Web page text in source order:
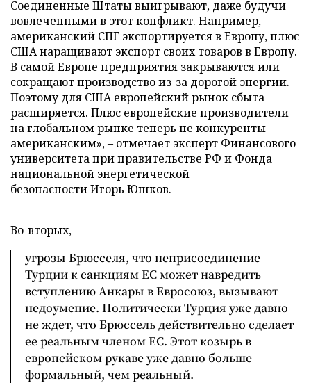
Соединенные Штаты выигрывают, даже будучи
вовлеченными в этот конфликт. Например,
американский СПГ экспортируется в Европу, плюс
США наращивают экспорт своих товаров в Европу.
В самой Европе предприятия закрываются или
сокращают производство из-за дорогой энергии.
Поэтому для США европейский рынок сбыта
расширяется. Плюс европейские производители
на глобальном рынке теперь не конкуренты
американским», – отмечает эксперт Финансового
университета при правительстве РФ и Фонда
национальной энергетической
безопасности Игорь Юшков.
Во-вторых,
угрозы Брюсселя, что неприсоединение
Турции к санкциям ЕС может навредить
вступлению Анкары в Евросоюз, вызывают
недоумение. Политически Турция уже давно
не ждет, что Брюссель действительно сделает
ее реальным членом ЕС. Этот козырь в
европейском рукаве уже давно больше
формальный, чем реальный.